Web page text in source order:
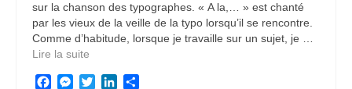
sur la chanson des typographes. « A la,… » est chanté
par les vieux de la veille de la typo lorsqu’il se rencontre.
Comme d’habitude, lorsque je travaille sur un sujet, je …
Lire la suite­­
Facebook
Messenger
TwitterLinkedIn